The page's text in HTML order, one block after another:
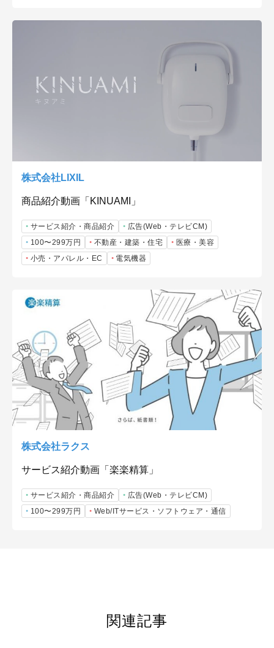
株式会社LIXIL
商品紹介動画「KINUAMI」
サービス紹介・商品紹介
広告(Web・テレビCM)
100〜299万円
不動産・建築・住宅
医療・美容
小売・アパレル・EC
電気機器
株式会社ラクス
サービス紹介動画「楽楽精算」
サービス紹介・商品紹介
広告(Web・テレビCM)
100〜299万円
Web/ITサービス・ソフトウェア・通信
関連記事